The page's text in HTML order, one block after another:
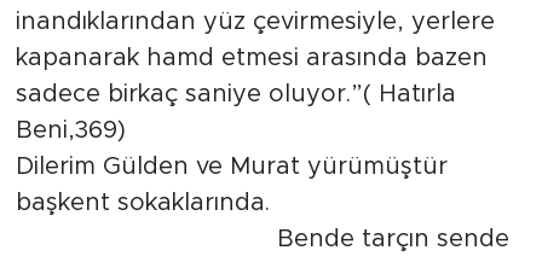
inandıklarından yüz çevirmesiyle, yerlere
kapanarak hamd etmesi arasında bazen
sadece birkaç saniye oluyor.”( Hatırla
Beni,369)
Dilerim Gülden ve Murat yürümüştür
başkent sokaklarında.
Bende tarçın sende